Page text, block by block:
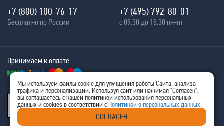
+7 (800) 100-76-17
Бесплатно по России
+7 (495) 792-80-01
с 09:30 до 18:30 пн-пт
Принимаем к оплате
® 2005 - 2026
Ritm-IT
Мы используем файлы cookie для улучшения работы Сайта, анализа
трафика и персонализации. Используя сайт или нажимая "Согласен",
вы соглашаетесь с нашей политикой использования персональных
данных и cookies в соответствии с Политикой о персональных данных
СОГЛАСЕН